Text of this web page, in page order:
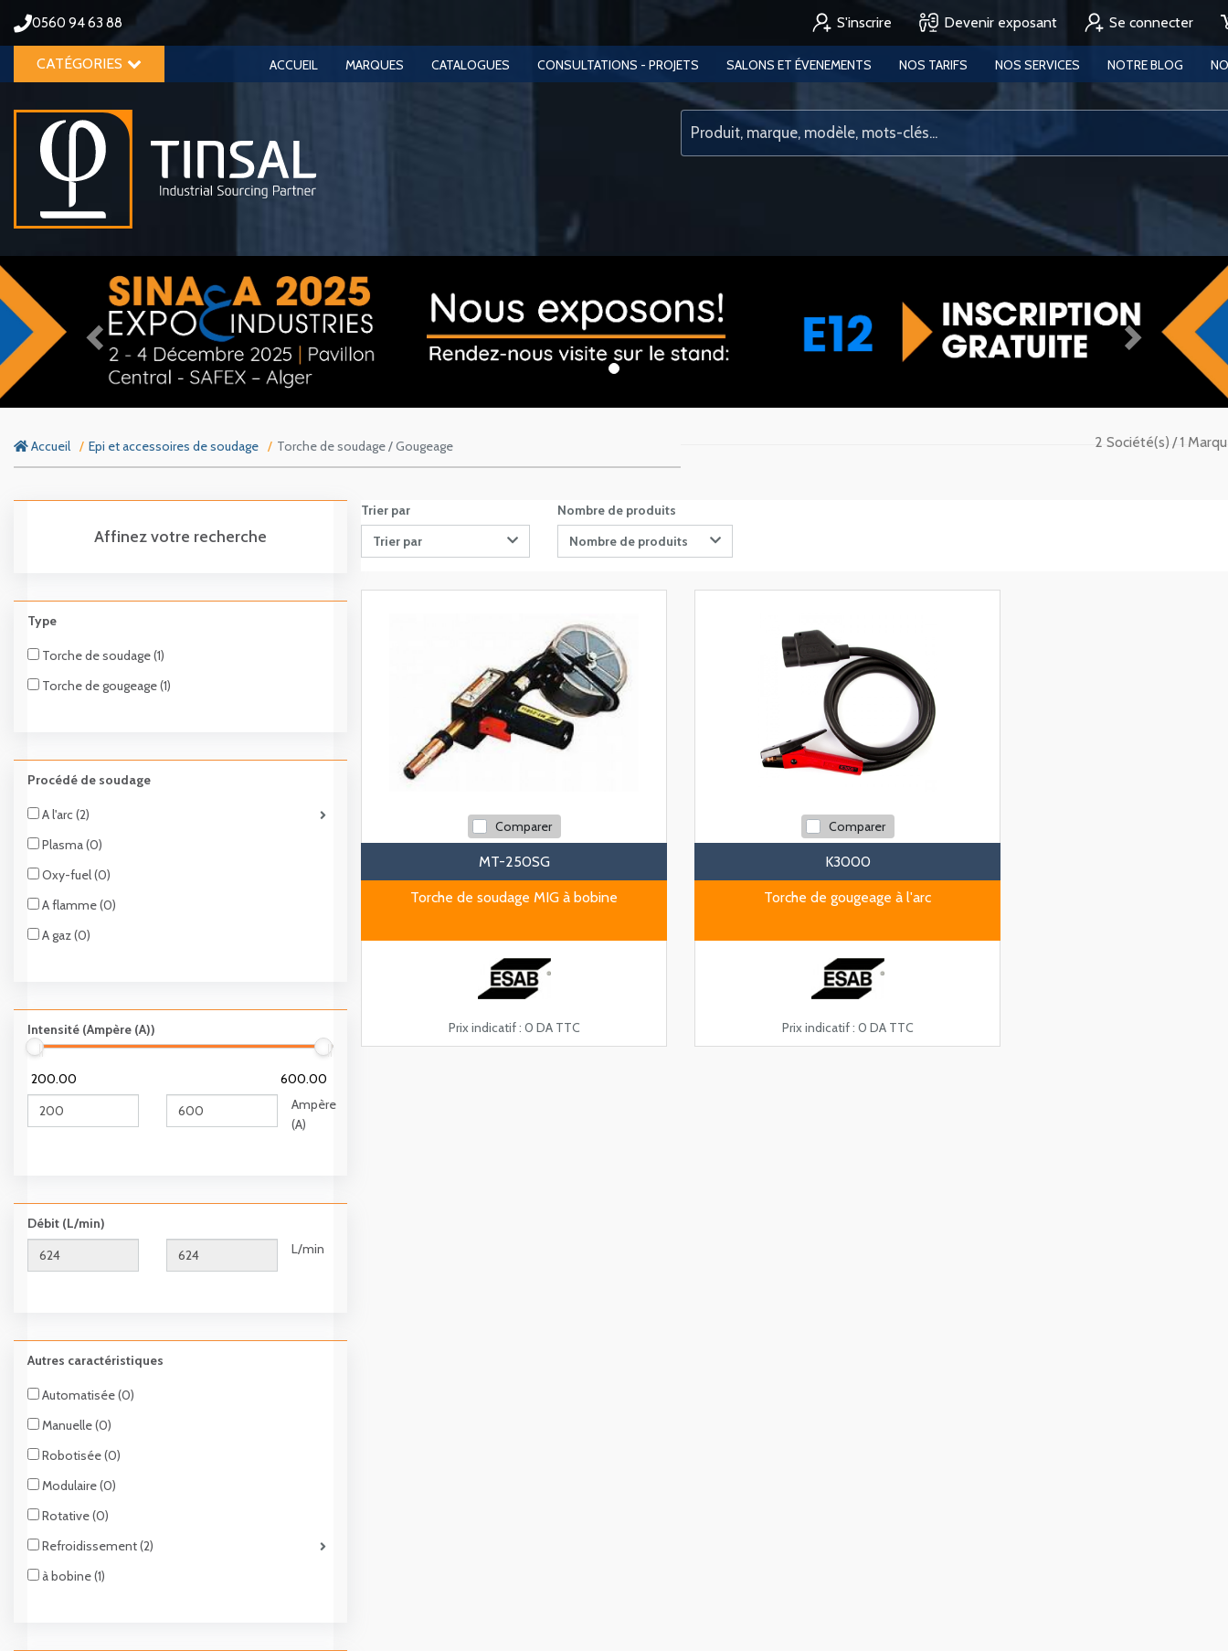
0560 94 63 88 S'inscrire Devenir exposant Se connecter
CATÉGORIES ACCUEIL MARQUES CATALOGUES CONSULTATIONS - PROJETS SALONS ET ÉVENEMENTS NOS TARIFS NOS SERVICES NOTRE BLOG
Previous
Accueil Epi et accessoires de soudage Torche de soudage / Gougeage 1
2 Société(s)
Affinez votre recherche
Type
Torche de soudage (1)
Torche de gougeage (1)
Procédé de soudage
A l'arc (2)
Plasma (0)
Oxy-fuel (0)
A flamme (0)
A gaz (0)
Intensité (Ampère (A))
200.00
600.00
Ampère
(A)
Débit (L/min)
L/min
Autres caractéristiques
Automatisée (0)
Manuelle (0)
Robotisée (0)
Modulaire (0)
Rotative (0)
Refroidissement (2)
à bobine (1)
Trier par
Trier par
Nombre de produits
Nombre de produits
Comparer
MT-250SG
Torche de soudage MIG à bobine
Prix indicatif : 0 DA TTC
Comparer
K3000
Torche de gougeage à l'arc
Prix indicatif : 0 DA TTC